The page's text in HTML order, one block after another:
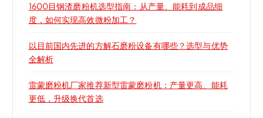
1600目钢渣磨粉机选型指南：从产量、能耗到成品细
度，如何实现高效微粉加工？
以目前国内先进的方解石磨粉设备有哪些？选型与优势
全解析
雷蒙磨粉机厂家推荐新型雷蒙磨粉机：产量更高、能耗
更低，升级换代首选